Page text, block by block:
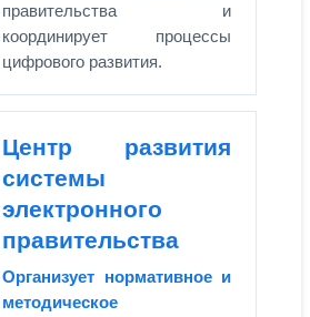
правительства и
координирует процессы
цифрового развития.
Центр развития
системы
электронного
правительства
Организует нормативное и
методическое